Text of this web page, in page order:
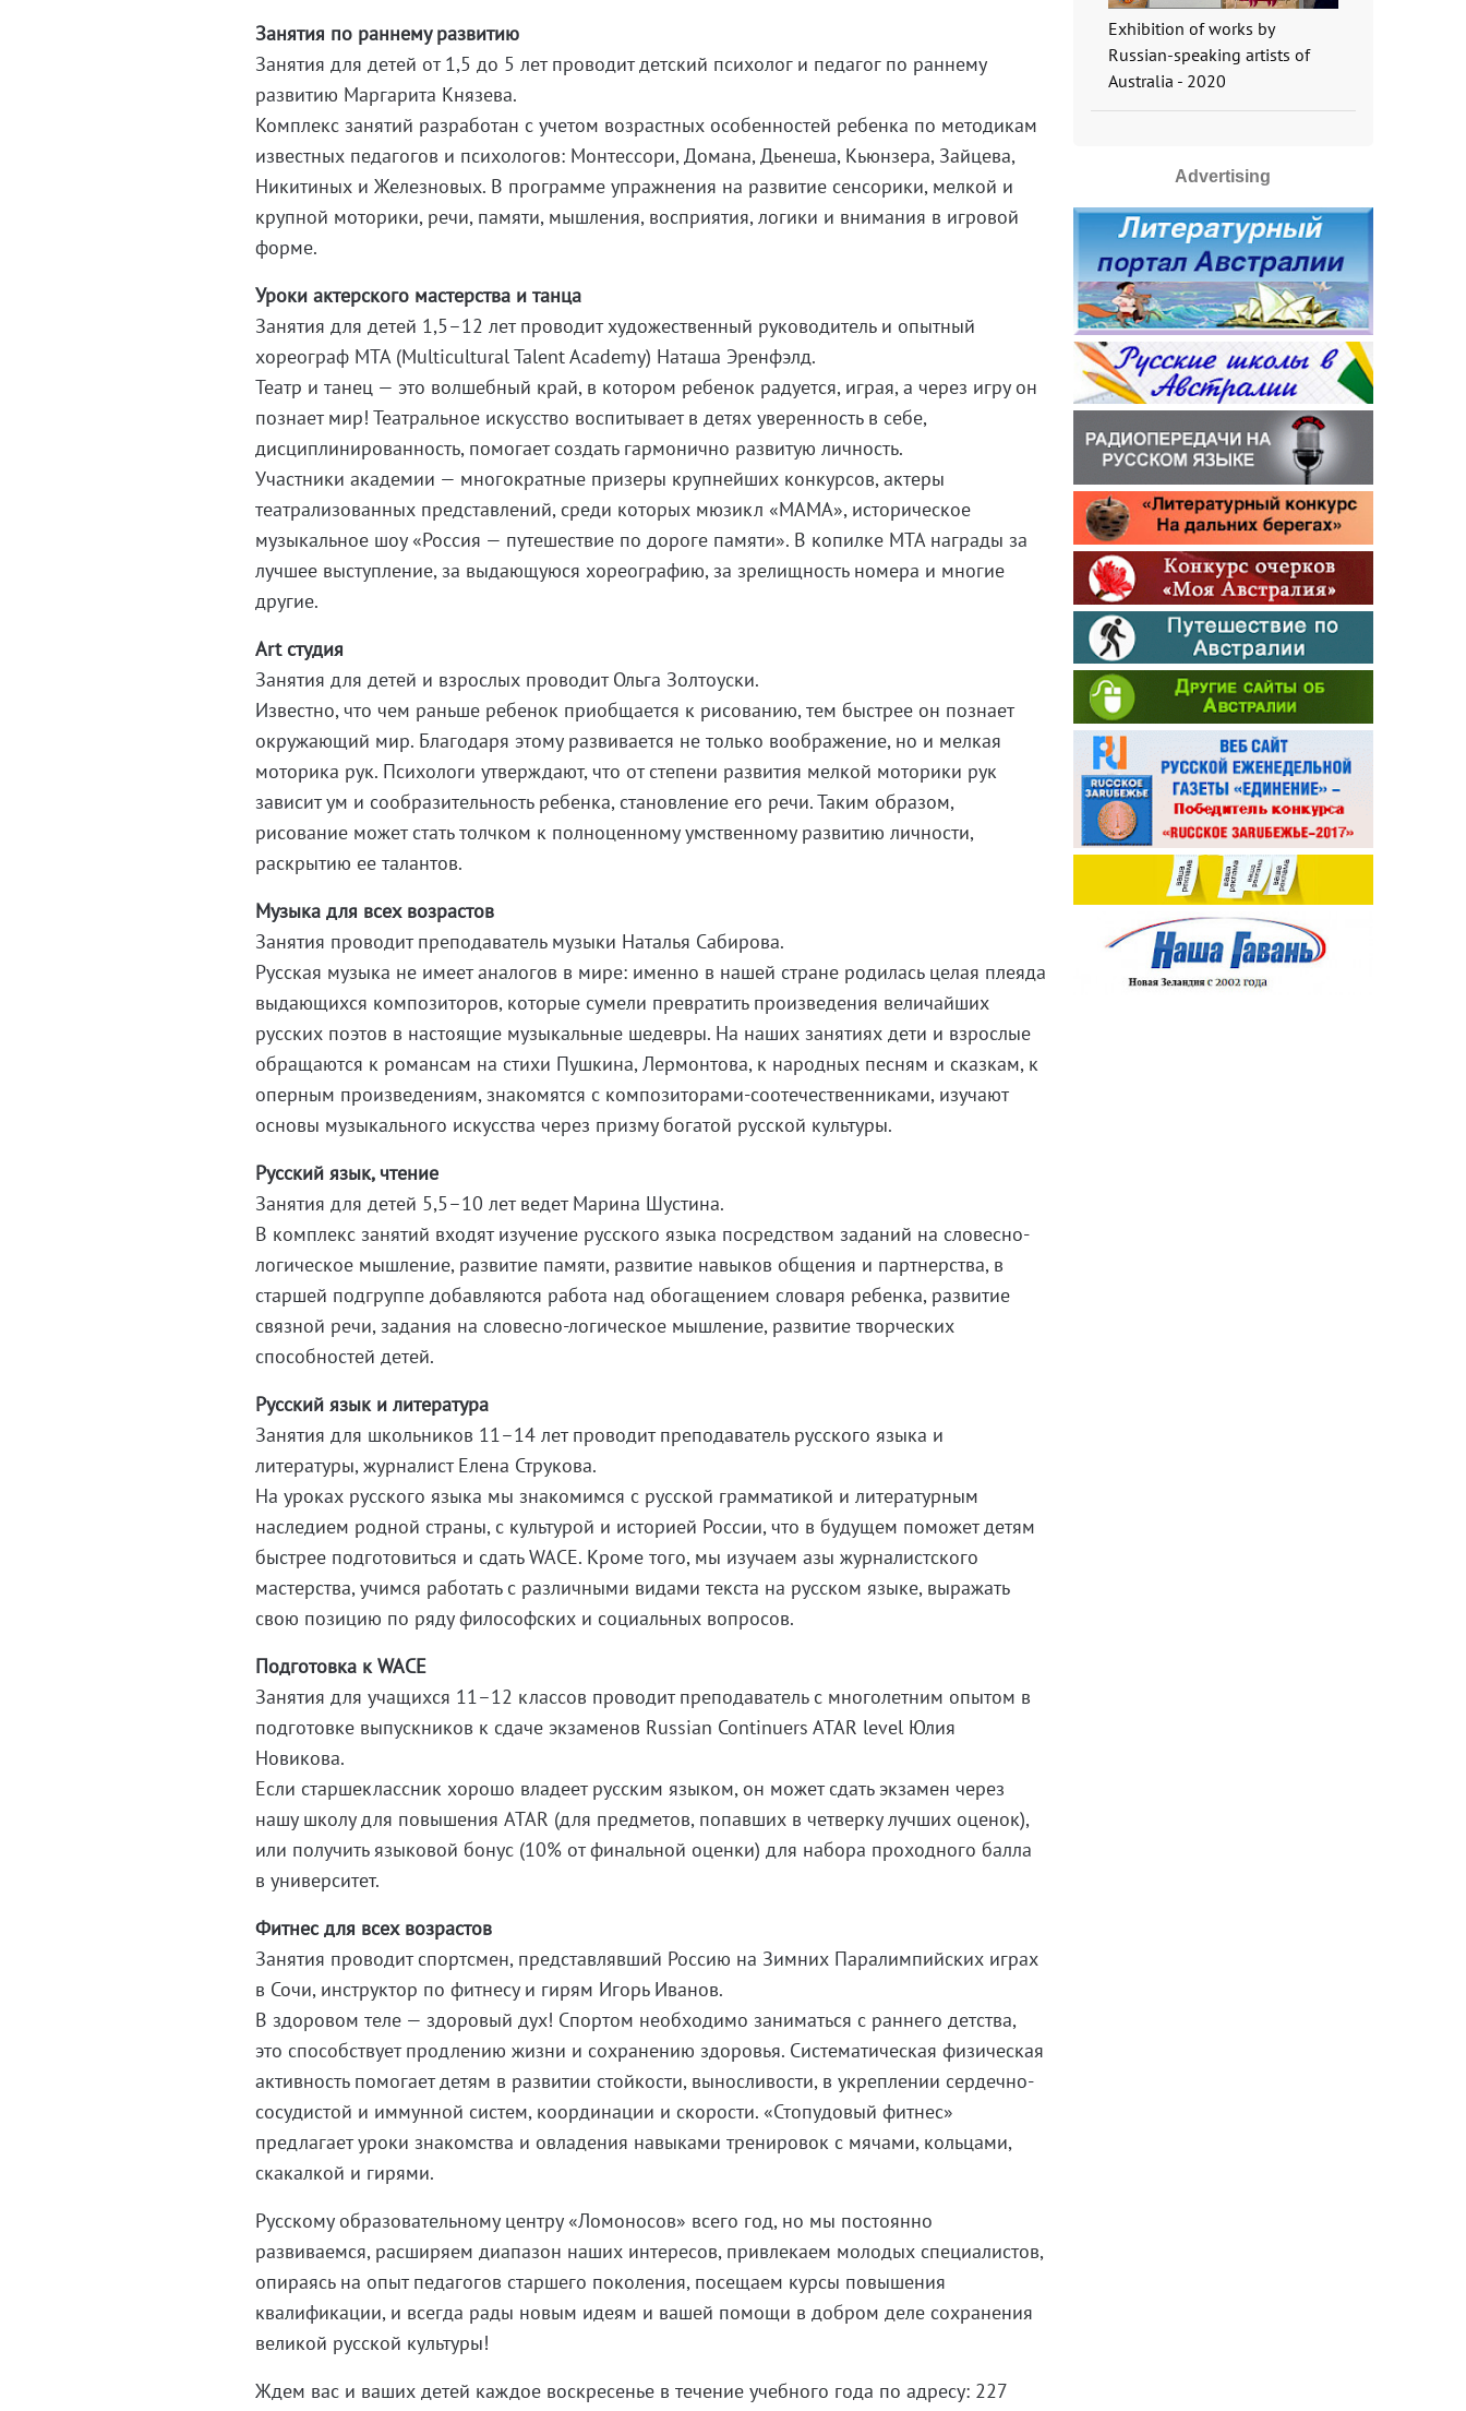
Занятия по раннему развитию
Занятия для детей от 1,5 до 5 лет проводит детский психолог и педагог по раннему
развитию Маргарита Князева.
Комплекс занятий разработан с учетом возрастных особенностей ребенка по методикам
известных педагогов и психологов: Монтессори, Домана, Дьенеша, Кьюнзера, Зайцева,
Никитиных и Железновых. В программе упражнения на развитие сенсорики, мелкой и
крупной моторики, речи, памяти, мышления, восприятия, логики и внимания в игровой
форме.
Уроки актерского мастерства и танца
Занятия для детей 1,5–12 лет проводит художественный руководитель и опытный
хореограф МТА (Multicultural Talent Academy) Наташа Эренфэлд.
Театр и танец — это волшебный край, в котором ребенок радуется, играя, а через игру он
познает мир! Театральное искусство воспитывает в детях уверенность в себе,
дисциплинированность, помогает создать гармонично развитую личность.
Участники академии — многократные призеры крупнейших конкурсов, актеры
театрализованных представлений, среди которых мюзикл «МАМА», историческое
музыкальное шоу «Россия — путешествие по дороге памяти». В копилке МТА награды за
лучшее выступление, за выдающуюся хореографию, за зрелищность номера и многие
другие.
Art студия
Занятия для детей и взрослых проводит Ольга Золтоуски.
Известно, что чем раньше ребенок приобщается к рисованию, тем быстрее он познает
окружающий мир. Благодаря этому развивается не только воображение, но и мелкая
моторика рук. Психологи утверждают, что от степени развития мелкой моторики рук
зависит ум и сообразительность ребенка, становление его речи. Таким образом,
рисование может стать толчком к полноценному умственному развитию личности,
раскрытию ее талантов.
Музыка для всех возрастов
Занятия проводит преподаватель музыки Наталья Сабирова.
Русская музыка не имеет аналогов в мире: именно в нашей стране родилась целая плеяда
выдающихся композиторов, которые сумели превратить произведения величайших
русских поэтов в настоящие музыкальные шедевры. На наших занятиях дети и взрослые
обращаются к романсам на стихи Пушкина, Лермонтова, к народных песням и сказкам, к
оперным произведениям, знакомятся с композиторами-соотечественниками, изучают
основы музыкального искусства через призму богатой русской культуры.
Русский язык, чтение
Занятия для детей 5,5–10 лет ведет Марина Шустина.
В комплекс занятий входят изучение русского языка посредством заданий на словесно-
логическое мышление, развитие памяти, развитие навыков общения и партнерства, в
старшей подгруппе добавляются работа над обогащением словаря ребенка, развитие
связной речи, задания на словесно-логическое мышление, развитие творческих
способностей детей.
Русский язык и литература
Занятия для школьников 11–14 лет проводит преподаватель русского языка и
литературы, журналист Елена Струкова.
На уроках русского языка мы знакомимся с русской грамматикой и литературным
наследием родной страны, с культурой и историей России, что в будущем поможет детям
быстрее подготовиться и сдать WACE. Кроме того, мы изучаем азы журналистского
мастерства, учимся работать с различными видами текста на русском языке, выражать
свою позицию по ряду философских и социальных вопросов.
Подготовка к WACE
Занятия для учащихся 11–12 классов проводит преподаватель с многолетним опытом в
подготовке выпускников к сдаче экзаменов Russian Continuers ATAR level Юлия
Новикова.
Если старшеклассник хорошо владеет русским языком, он может сдать экзамен через
нашу школу для повышения ATAR (для предметов, попавших в четверку лучших оценок),
или получить языковой бонус (10% от финальной оценки) для набора проходного балла
в университет.
Фитнес для всех возрастов
Занятия проводит спортсмен, представлявший Россию на Зимних Паралимпийских играх
в Сочи, инструктор по фитнесу и гирям Игорь Иванов.
В здоровом теле — здоровый дух! Спортом необходимо заниматься с раннего детства,
это способствует продлению жизни и сохранению здоровья. Систематическая физическая
активность помогает детям в развитии стойкости, выносливости, в укреплении сердечно-
сосудистой и иммунной систем, координации и скорости. «Стопудовый фитнес»
предлагает уроки знакомства и овладения навыками тренировок с мячами, кольцами,
скакалкой и гирями.
Русскому образовательному центру «Ломоносов» всего год, но мы постоянно
развиваемся, расширяем диапазон наших интересов, привлекаем молодых специалистов,
опираясь на опыт педагогов старшего поколения, посещаем курсы повышения
квалификации, и всегда рады новым идеям и вашей помощи в добром деле сохранения
великой русской культуры!
Ждем вас и ваших детей каждое воскресенье в течение учебного года по адресу: 227
Exhibition of works by
Russian-speaking artists of
Australia - 2020
Advertising